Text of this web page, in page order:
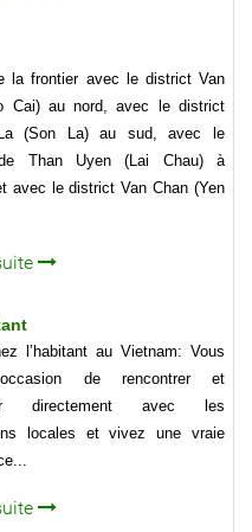
la frontier avec le district Van
Cai) au nord, avec le district
(Son La) au sud, avec le
Than Uyen (Lai Chau) à
avec le district Van Chan (Yen
l’habitant au Vietnam: Vous
de rencontrer et
directement avec les
locales et vivez une vraie